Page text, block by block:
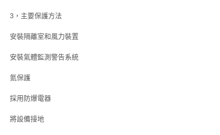
3，主要保護方法
安裝隔離室和風力裝置
安裝氣體監測警告系統
氮保護
採用防爆電器
將設備接地